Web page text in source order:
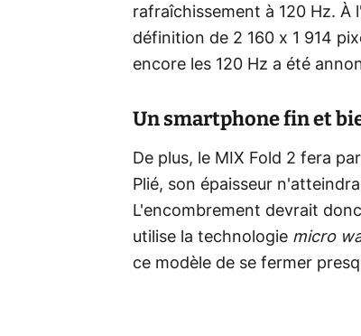
rafraîchissement à 120 Hz. À
définition de 2 160 x 1 914
encore les 120 Hz a été
Un smartphone fin et
De plus, le MIX Fold 2 fera
Plié, son épaisseur
L'encombrement devrait
utilise la technologie micro
ce modèle de se fermer